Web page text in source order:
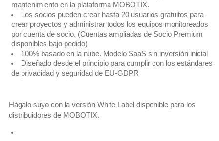
mantenimiento en la plataforma MOBOTIX.
Los socios pueden crear hasta 20 usuarios gratuitos para
crear proyectos y administrar todos los equipos monitoreados
por cuenta de socio. (Cuentas ampliadas de Socio Premium
disponibles bajo pedido)
100% basado en la nube. Modelo SaaS sin inversión inicial
Diseñado desde el principio para cumplir con los estándares
de privacidad y seguridad de EU-GDPR
Hágalo suyo con la versión White Label disponible para los
distribuidores de MOBOTIX.